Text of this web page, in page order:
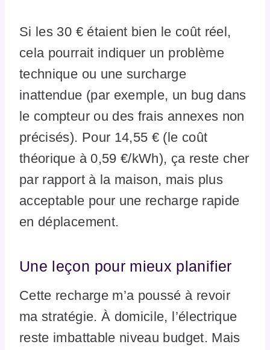
Si les 30 € étaient bien le coût réel,
cela pourrait indiquer un problème
technique ou une surcharge
inattendue (par exemple, un bug dans
le compteur ou des frais annexes non
précisés). Pour 14,55 € (le coût
théorique à 0,59 €/kWh), ça reste cher
par rapport à la maison, mais plus
acceptable pour une recharge rapide
en déplacement.
Une leçon pour mieux planifier
Cette recharge m’a poussé à revoir
ma stratégie. À domicile, l’électrique
reste imbattable niveau budget. Mais